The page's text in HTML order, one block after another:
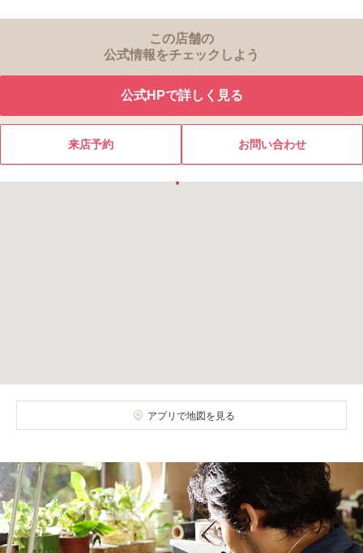
この店舗の
公式情報をチェックしよう
公式HPで詳しく見る
来店予約 お問い合わせ
アプリで地図を見る